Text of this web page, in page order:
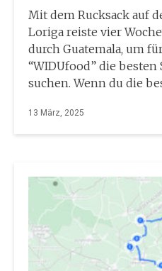
Mit dem Rucksack auf
Loriga reiste vier
durch Guatemala, um
“WIDUfood” die
suchen. Wenn du die
13 März, 2025